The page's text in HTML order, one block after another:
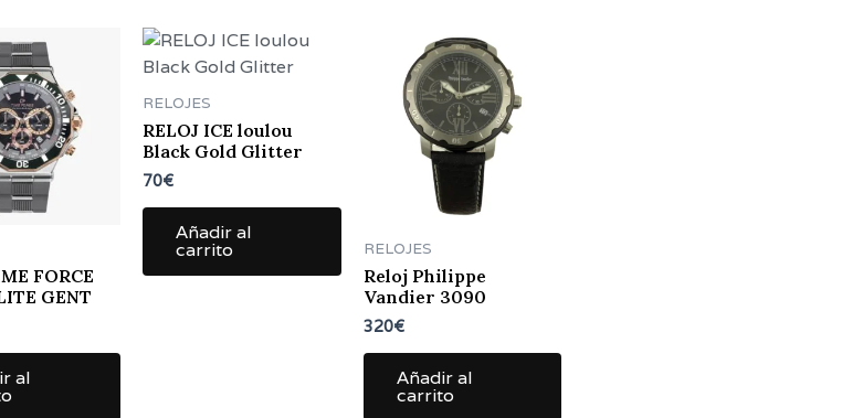
FORCE
GENT
al
RELOJES
RELOJ ICE loulou
Black Gold Glitter
70€
Añadir al
carrito RELOJES
Reloj Philippe
Vandier 3090
320€
Añadir al
carrito